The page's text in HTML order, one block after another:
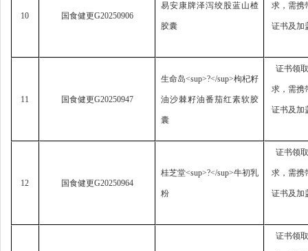
10 国食健更G20250906
易安康牌泽泻绞股蓝山楂
胶囊
求， 需携
证书及加
11 国食健更G20250947
生命岛<sup>?</sup>枸杞籽
油沙棘籽油番茄红素软胶
囊
证书领
求， 需携
证书及加
12 国食健更G20250964
桂芝堂<sup>?</sup>牛初乳
粉
证书领
求， 需携
证书及加
证书领